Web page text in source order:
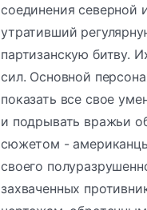
соединения
утративший
партизанскую битву.
сил. Основной
показать все свое
и подрывать вражьи
сюжетом -
своего
захваченных